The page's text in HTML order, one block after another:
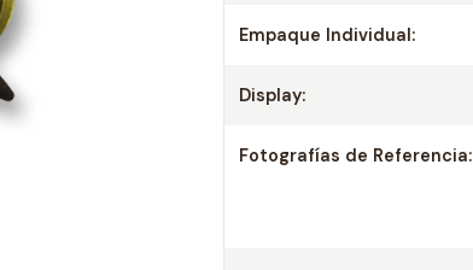
Empaque Individual:
Display:
Fotografías de Referencia: